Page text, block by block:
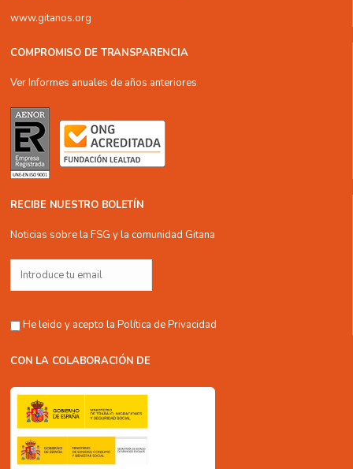
www.gitanos.org
COMPROMISO DE TRANSPARENCIA
Ver Informes anuales de años anteriores
RECIBE NUESTRO BOLETÍN
Noticias sobre la FSG y la comunidad Gitana
He leido y acepto laPolítica de Privacidad
CON LA COLABORACIÓN DE